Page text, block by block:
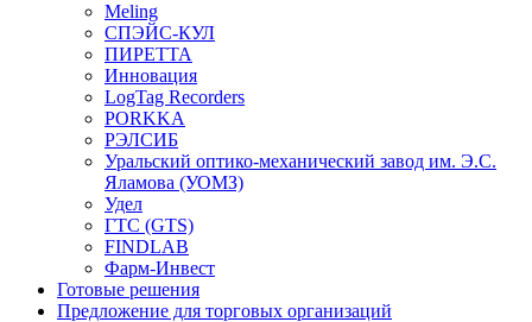
Meling
СПЭЙС-КУЛ
ПИРЕТТА
Инновация
LogTag Recorders
PORKKA
РЭЛСИБ
Уральский оптико-механический завод им. Э.С.
Яламова (УОМЗ)
Удел
ГТС (GTS)
FINDLAB
Фарм-Инвест
Готовые решения
Предложение для торговых организаций